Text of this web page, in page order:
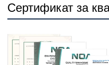
Сертификат за